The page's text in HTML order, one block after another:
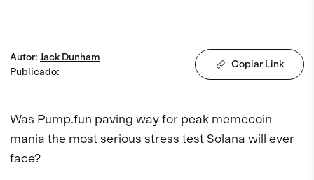
Autor: Jack Dunham
Publicado:
Copiar Link
Was Pump.fun paving way for peak memecoin
mania the most serious stress test Solana will ever
face?